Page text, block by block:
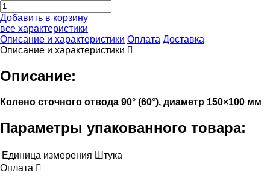
Добавить в корзину
все характеристики
Описание и характеристики Оплата Доставка
Описание и характеристики
Описание:
Колено сточного отвода 90° (60°), диаметр 150×100 мм
Параметры упакованного товара:
Единица измерения Штука
Оплата